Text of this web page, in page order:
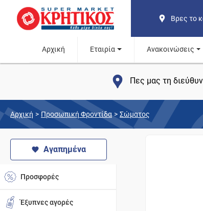
Βρες το
Αρχική Εταιρία Ανακοινώσεις
Πες μας τη
Αρχική > Προσωπική Φροντίδα > Σώματος
Αγαπημένα
Προσφορές
Έξυπνες αγορές